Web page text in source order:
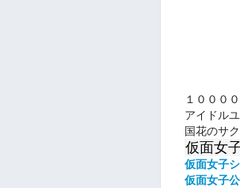
１０００
アイドルユ
国花のサ
仮面女
仮面女子
仮面女子